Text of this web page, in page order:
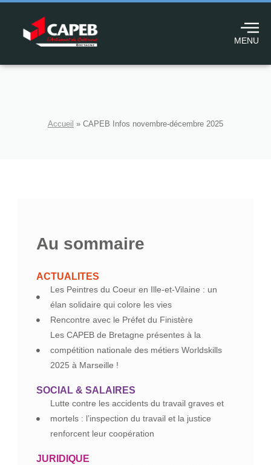
MENU
Accueil » CAPEB Infos novembre-décembre 2025
Au sommaire
ACTUALITES
Les Peintres du Coeur en Ille-et-Vilaine : un
élan solidaire qui colore les vies
Rencontre avec le Préfet du Finistère
Les CAPEB de Bretagne présentes à la
compétition nationale des métiers Worldskills
2025 à Marseille !
SOCIAL & SALAIRES
Lutte contre les accidents du travail graves et
mortels : l’inspection du travail et la justice
renforcent leur coopération
JURIDIQUE